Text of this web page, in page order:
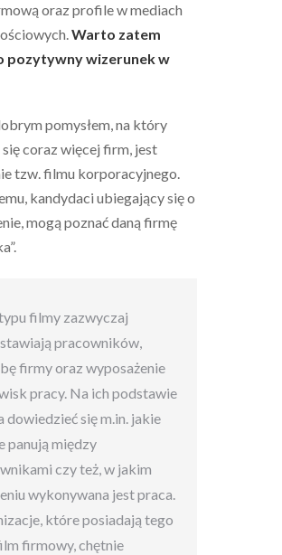
oraz profile w mediach
Warto zatem
pozytywny wizerunek w
pomysłem, na który
coraz więcej firm, jest
tzw. filmu korporacyjnego.
kandydaci ubiegający się o
mogą poznać daną firmę
filmy zazwyczaj
pracowników,
firmy oraz wyposażenie
pracy. Na ich podstawie
dowiedzieć się m.in. jakie
panują między
czy też, w jakim
wykonywana jest praca.
które posiadają tego
firmowy, chętnie